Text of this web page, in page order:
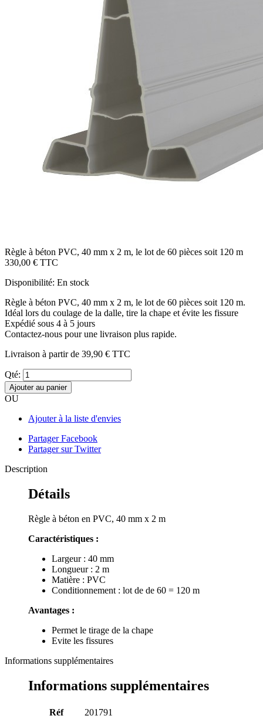
Règle à béton PVC, 40 mm x 2 m, le lot de 60 pièces soit 120 m
330,00 € TTC
Disponibilité: En stock
Règle à béton PVC, 40 mm x 2 m, le lot de 60 pièces soit 120 m.
Idéal lors du coulage de la dalle, tire la chape et évite les fissure
Expédié sous 4 à 5 jours
Contactez-nous pour une livraison plus rapide.
Livraison à partir de 39,90 € TTC
Qté:
Ajouter au panier
OU
Ajouter à la liste d'envies
Partager Facebook
Partager sur Twitter
Description
Détails
Règle à béton en PVC, 40 mm x 2 m
Caractéristiques :
Largeur : 40 mm
Longueur : 2 m
Matière : PVC
Conditionnement : lot de de 60 = 120 m
Avantages :
Permet le tirage de la chape
Evite les fissures
Informations supplémentaires
Informations supplémentaires
Réf
201791